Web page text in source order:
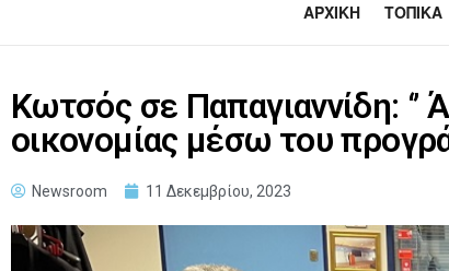
ΑΡΧΙΚΉ ΤΟΠΙΚΆ
Κωτσός σε Παπαγιαννίδη:
οικονομίας μέσω του
Newsroom 11 Δεκεμβρίου, 2023